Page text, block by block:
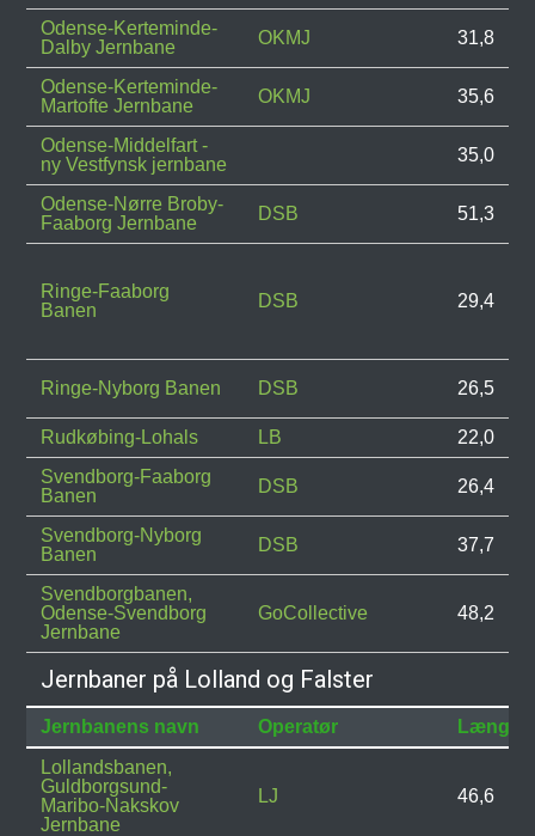
Odense-Kerteminde-
Dalby Jernbane
OKMJ 31,8
Odense-Kerteminde-
Martofte Jernbane
OKMJ 35,6
Odense-Middelfart -
ny Vestfynsk jernbane
35,0
Odense-Nørre Broby-
Faaborg Jernbane
DSB 51,3
Ringe-Faaborg
Banen
DSB 29,4
Ringe-Nyborg Banen DSB 26,5
Rudkøbing-Lohals LB
22,0
Svendborg-Faaborg
Banen
DSB 26,4
Svendborg-Nyborg
Banen
DSB 37,7
Svendborgbanen,
Odense-Svendborg
Jernbane
GoCollective 48,2
Jernbaner på Lolland og Falster
Jernbanens navn Operatør
Længde
Lollandsbanen,
Guldborgsund-
Maribo-Nakskov
Jernbane
LJ 46,6